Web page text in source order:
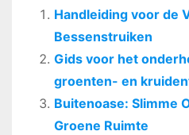
Handleiding voor de
Bessenstruiken
Gids voor het
groenten- en
Buitenoase: Slimme
Groene Ruimte